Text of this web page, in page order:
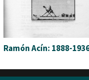
Ramón Acín: 1888-